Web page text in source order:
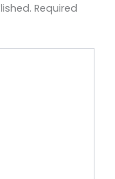
Required